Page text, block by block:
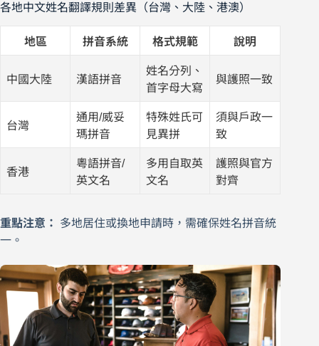
各地中文姓名翻譯規則差異（台灣、大陸、港澳）
地區 拼音系統 格式規範 說明
中國大陸 漢語拼音
姓名分列、
首字母大寫
與護照一致
台灣
通用/威妥
瑪拼音
特殊姓氏可
見異拼
須與戶政一
致
香港
粵語拼音/
英文名
多用自取英
文名
護照與官方
對齊
重點注意：
多地居住或換地申請時，需確保姓名拼音統
一。